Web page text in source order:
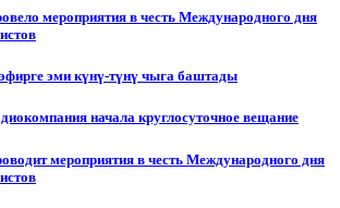
мероприятия в честь Международного дня
эми күнү-түнү чыга баштады
начала круглосуточное вещание
мероприятия в честь Международного дня